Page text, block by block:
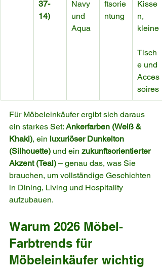
37-
14)
Navy
und
Aqua
ftsorie
ntung
Kisse
n,
kleine
Tisch
e und
Acces
soires
Für Möbeleinkäufer ergibt sich daraus
ein starkes Set: Ankerfarben (Weiß &
Khaki), ein luxuriöser Dunkelton
(Silhouette) und ein zukunftsorientierter
Akzent (Teal) – genau das, was Sie
brauchen, um vollständige Geschichten
in Dining, Living und Hospitality
aufzubauen.
Warum 2026 Möbel-
Farbtrends für
Möbeleinkäufer wichtig